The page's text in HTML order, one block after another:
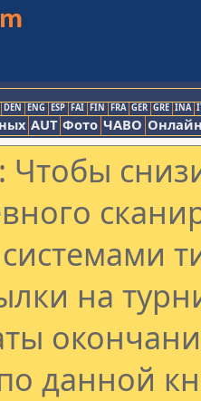
DEN ENG ESP FAI FIN FRA GER GRE INA
AUT Фото ЧАВО
на
данной